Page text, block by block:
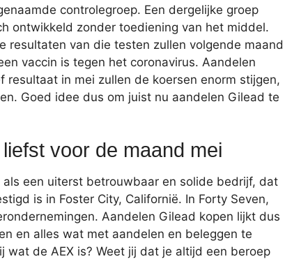
controlegroep. Een dergelijke groep
ontwikkeld zonder toediening van het middel.
resultaten van die testen zullen volgende maand
vaccin is tegen het coronavirus. Aandelen
in mei zullen de koersen enorm stijgen,
Goed idee dus om juist nu aandelen Gilead te
voor de maand mei
een uiterst betrouwbaar en solide bedrijf, dat
is in Foster City, Californië. In Forty Seven,
Aandelen Gilead kopen lijkt dus
en alles wat met aandelen en beleggen te
de AEX is? Weet jij dat je altijd een beroep